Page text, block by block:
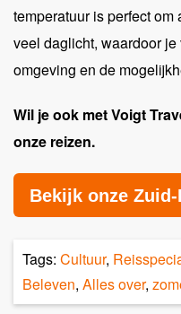
temperatuur is perfect
veel daglicht, waardoor
omgeving en de
Wil je ook met Voigt
onze reizen.
Bekijk onze
Tags: Cultuur,
Beleven, Alles over,